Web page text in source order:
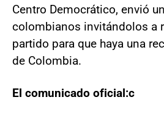
Centro Democrático, envió
colombianos invitándolos a
partido para que haya una
de Colombia.
El comunicado oficial:c